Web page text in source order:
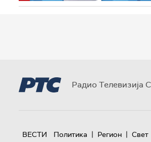
Радио Телевизија
ВЕСТИ Политика | Регион | Свет